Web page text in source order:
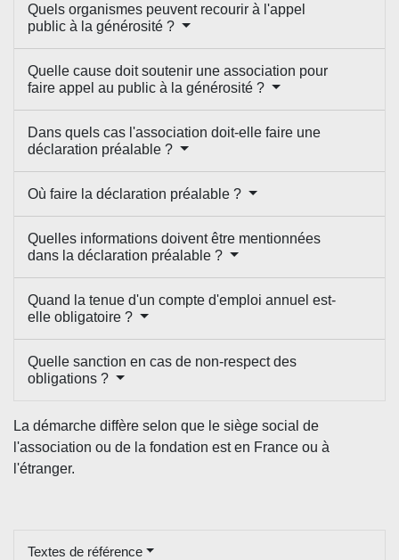
Quels organismes peuvent recourir à l'appel
public à la générosité ?
Quelle cause doit soutenir une association pour
faire appel au public à la générosité ?
Dans quels cas l'association doit-elle faire une
déclaration préalable ?
Où faire la déclaration préalable ?
Quelles informations doivent être mentionnées
dans la déclaration préalable ?
Quand la tenue d'un compte d'emploi annuel est-
elle obligatoire ?
Quelle sanction en cas de non-respect des
obligations ?
La démarche diffère selon que le siège social de
l'association ou de la fondation est en France ou à
l'étranger.
Textes de référence